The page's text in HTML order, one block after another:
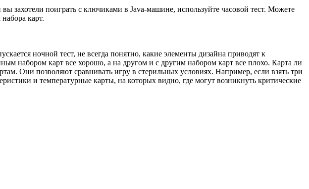
захотели поиграть с ключиками в Java-машине, используйте часовой тест. Можете
карт.
ночной тест, не всегда понятно, какие элементы дизайна приводят к
набором карт все хорошо, а на другом и с другим набором карт все плохо. Карта ли
Они позволяют сравнивать игру в стерильных условиях. Например, если взять три
и температурные карты, на которых видно, где могут возникнуть критические